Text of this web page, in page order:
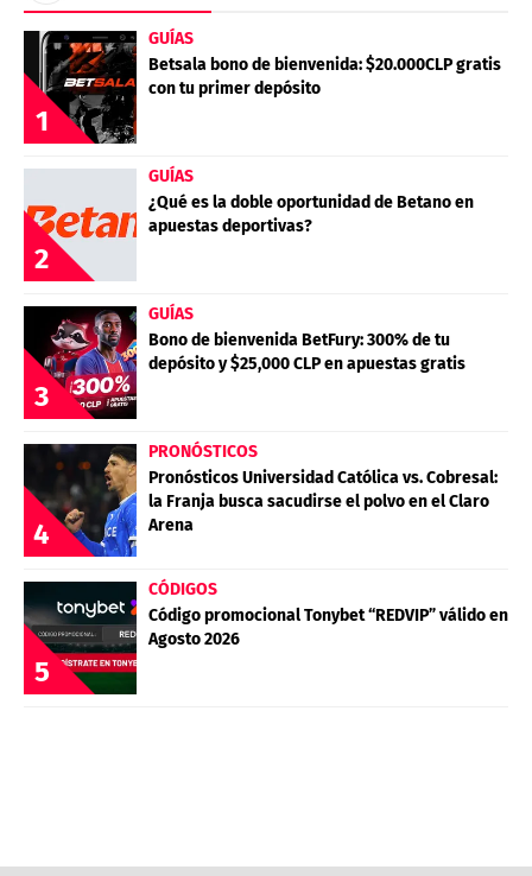
1
GUÍAS
Betsala bono de bienvenida: $20.000CLP gratis
con tu primer depósito
2
GUÍAS
¿Qué es la doble oportunidad de Betano en
apuestas deportivas?
3
GUÍAS
Bono de bienvenida BetFury: 300% de tu
depósito y $25,000 CLP en apuestas gratis
4
PRONÓSTICOS
Pronósticos Universidad Católica vs. Cobresal:
la Franja busca sacudirse el polvo en el Claro
Arena
5
CÓDIGOS
Código promocional Tonybet “REDVIP” válido en
Agosto 2026